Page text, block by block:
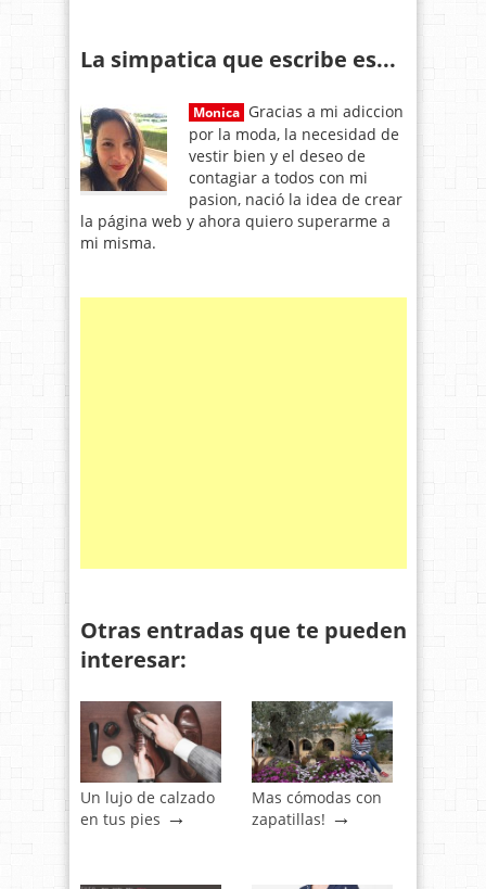
La simpatica que escribe es...
Monica Gracias a mi adiccion
por la moda, la necesidad de
vestir bien y el deseo de
contagiar a todos con mi
pasion, nació la idea de crear
la página web y ahora quiero superarme a
mi misma.
Otras entradas que te pueden
interesar:
Un lujo de calzado
en tus pies →
Mas cómodas con
zapatillas! →